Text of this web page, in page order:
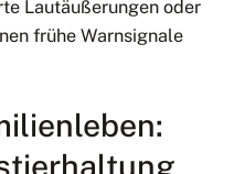
Lautäußerungen oder
frühe Warnsignale